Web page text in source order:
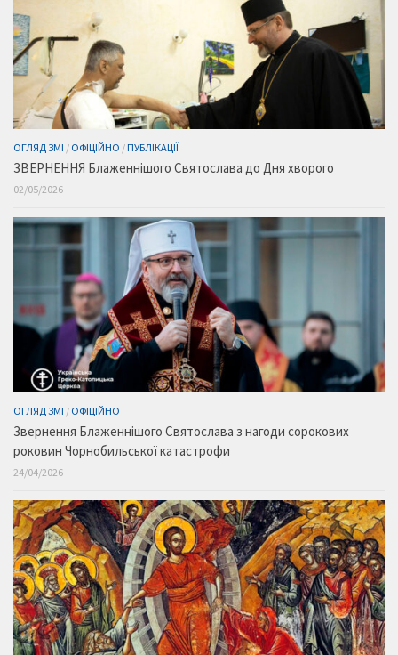
ОГЛЯД ЗМІ / ОФІЦІЙНО /ПУБЛІКАЦІЇ
ЗВЕРНЕННЯ Блаженнішого Святослава до Дня хворого
02/05/2026
ОГЛЯД ЗМІ / ОФІЦІЙНО
Звернення Блаженнішого Святослава з нагоди сорокових
роковин Чорнобильської катастрофи
24/04/2026